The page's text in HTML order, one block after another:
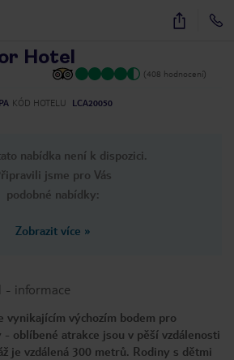
44
Hotel
(408 hodnocení)
KÓD HOTELU
LCA20050
nabídka není k dispozici.
jsme pro Vás
podobné nabídky:
Zobrazit více »
- informace
vynikajícím výchozím bodem pro
- oblíbené atrakce jsou v pěší vzdálenosti
je vzdálená 300 metrů. Rodiny s dětmi